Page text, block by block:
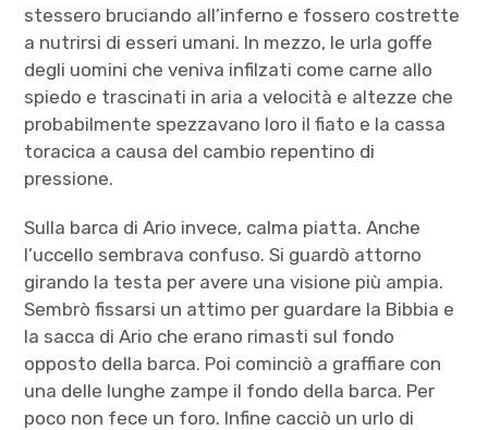
stessero bruciando all’inferno e fossero costrette
a nutrirsi di esseri umani. In mezzo, le urla goffe
degli uomini che veniva infilzati come carne allo
spiedo e trascinati in aria a velocità e altezze che
probabilmente spezzavano loro il fiato e la cassa
toracica a causa del cambio repentino di
pressione.
Sulla barca di Ario invece, calma piatta. Anche
l’uccello sembrava confuso. Si guardò attorno
girando la testa per avere una visione più ampia.
Sembrò fissarsi un attimo per guardare la Bibbia e
la sacca di Ario che erano rimasti sul fondo
opposto della barca. Poi cominciò a graffiare con
una delle lunghe zampe il fondo della barca. Per
poco non fece un foro. Infine cacciò un urlo di